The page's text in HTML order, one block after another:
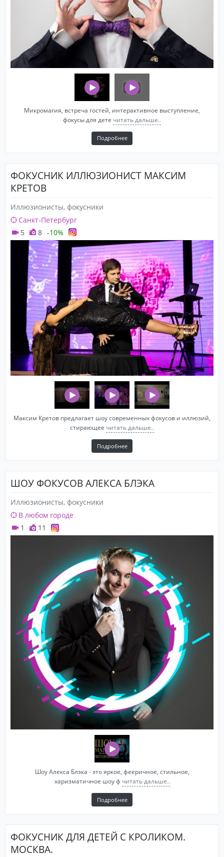
Микромагия, встреча гостей, интерактивное выступление,
фокусы для дете читать дальше..
Подробнее
ФОКУСНИК ИЛЛЮЗИОНИСТ МАКСИМ
КРЕТОВ
Иллюзионисты, фокусники
Санкт-Петербург
5
8 -10%
Максим Кретов предлагает шоу современных фокусов и иллюзий,
стирающее читать дальше..
Подробнее
ШОУ ФОКУСОВ АЛЕКСА БЛЭКА
Иллюзионисты, фокусники
В любом городе
1
11
Шоу Алекса Блэка - это яркое, фееричное, стильное,
харизматичное шоу ф читать дальше..
Подробнее
ФОКУСНИК ДЛЯ ДЕТЕЙ С КРОЛИКОМ.
МОСКВА.